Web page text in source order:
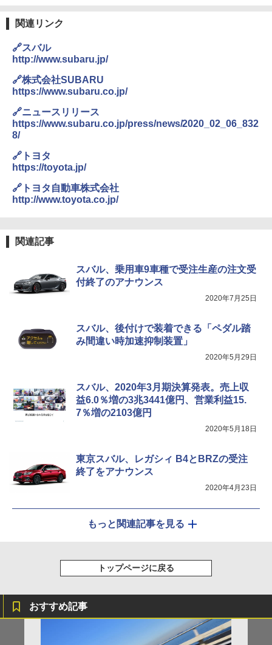
関連リンク
🔗スバル
http://www.subaru.jp/
🔗株式会社SUBARU
https://www.subaru.co.jp/
🔗ニュースリリース
https://www.subaru.co.jp/press/news/2020_02_06_832
8/
🔗トヨタ
https://toyota.jp/
🔗トヨタ自動車株式会社
http://www.toyota.co.jp/
関連記事
スバル、乗用車9車種で受注生産の注文受
付終了のアナウンス
2020年7月25日
スバル、後付けで装着できる「ペダル踏
み間違い時加速抑制装置」
2020年5月29日
スバル、2020年3月期決算発表。売上収
益6.0％増の3兆3441億円、営業利益15.
7％増の2103億円
2020年5月18日
東京スバル、レガシィ B4とBRZの受注
終了をアナウンス
2020年4月23日
もっと関連記事を見る
トップページに戻る
おすすめ記事